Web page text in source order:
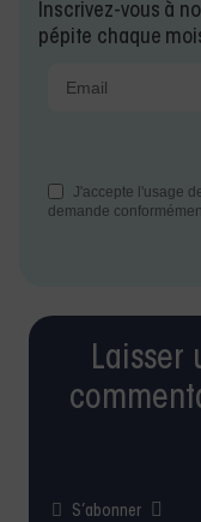
Inscrivez-vous à
pépite chaque
Laisser
S’abonner